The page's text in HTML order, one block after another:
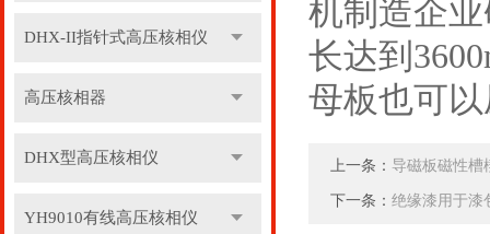
DHX-II指针式高压核相仪
高压核相器
DHX型高压核相仪
YH9010有线高压核相仪
机制造企
长达到
母板也可
上一条： 导磁板磁性槽
下一条： 绝缘漆用于漆